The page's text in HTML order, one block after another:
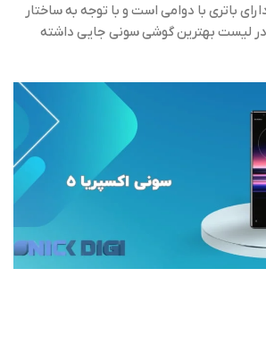
باتری با دوامی است و با توجه به ساختار
لیست بهترین گوشی‌ سونی جایی داشته